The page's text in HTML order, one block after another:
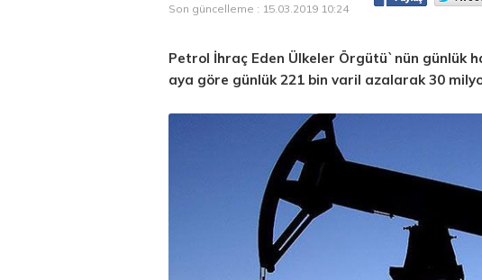
Son güncelleme : 15.03.2019 10:24
Petrol İhraç Eden Ülkeler Örgütü`nün günlük
aya göre günlük 221 bin varil azalarak 30